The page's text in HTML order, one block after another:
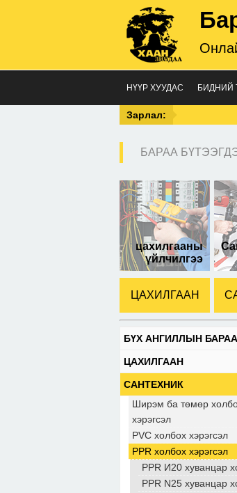
НҮҮР ХУУДАС БИДНИЙ
Зарлал:
БАРАА
цахилгааны
үйлчилгээ
ЦАХИЛГААН
БҮХ АНГИЛЛЫН БАРАА
ЦАХИЛГААН
САНТЕХНИК
Ширэм ба төмөр
хэрэгсэл
PVC холбох хэрэгсэл
PPR холбох хэрэгсэл
PPR И20 хуванцар
PPR N25 хуванцар